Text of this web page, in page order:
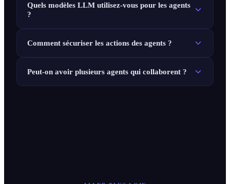
Quels modèles LLM utilisez-vous pour les agents
?
Comment sécuriser les actions des agents ?
Peut-on avoir plusieurs agents qui collaborent ?